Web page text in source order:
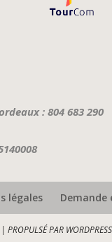
: 804 683 290
légales Demande
PROPULSÉ PAR WORDPRESS